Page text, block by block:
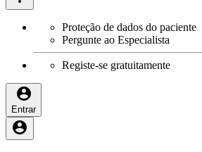
Proteção de dados do paciente
Pergunte ao Especialista
Registe-se gratuitamente
Entrar